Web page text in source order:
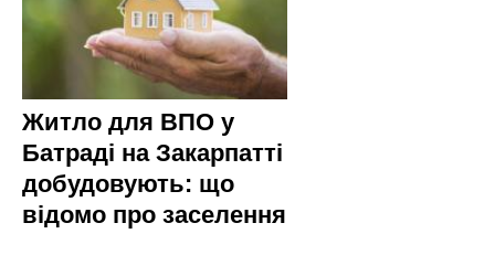
Житло для ВПО у
Батраді на Закарпатті
добудовують: що
відомо про заселення